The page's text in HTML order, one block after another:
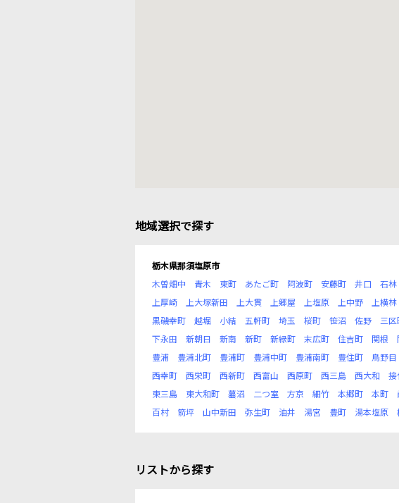
地域選択で探す
栃木県那須塩原市
木曽畑中
青木 東町 あたご町 阿波町 安藤町 井口 石林
上厚崎
上大塚新田 上大貫 上郷屋 上塩原 上中野 上横林
黒磯幸町
越堀 小結 五軒町 埼玉 桜町 笹沼 佐野 三
下永田
新朝日 新南 新町 新緑町 末広町 住吉町 関根
豊浦
豊浦北町 豊浦町 豊浦中町 豊浦南町 豊住町 鳥野目
西幸町
西栄町 西新町 西富山 西原町 西三島 西大和 接
東三島
東大和町 蟇沼 二つ室 方京 細竹 本郷町 本町
百村
箭坪 山中新田 弥生町 油井 湯宮 豊町 湯本塩原
リストから探す